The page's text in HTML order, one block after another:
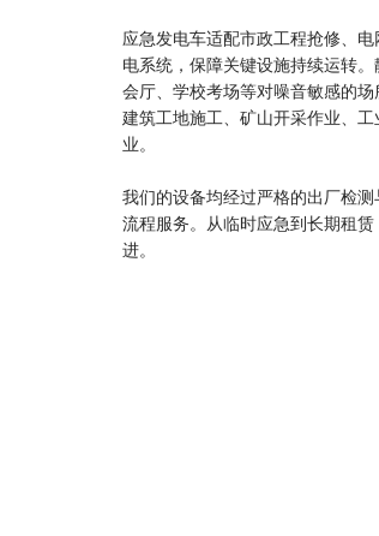
应急发电车适配市政工程抢修、
电系统，保障关键设施持续运转
会厅、学校考场等对噪音敏感的
建筑工地施工、矿山开采作业、
业。
我们的设备均经过严格的出厂检
流程服务。从临时应急到长期租
进。